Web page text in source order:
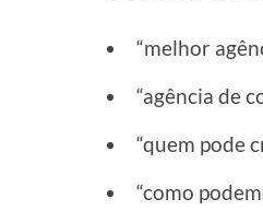
“melhor
“agência de
“quem pode
“como